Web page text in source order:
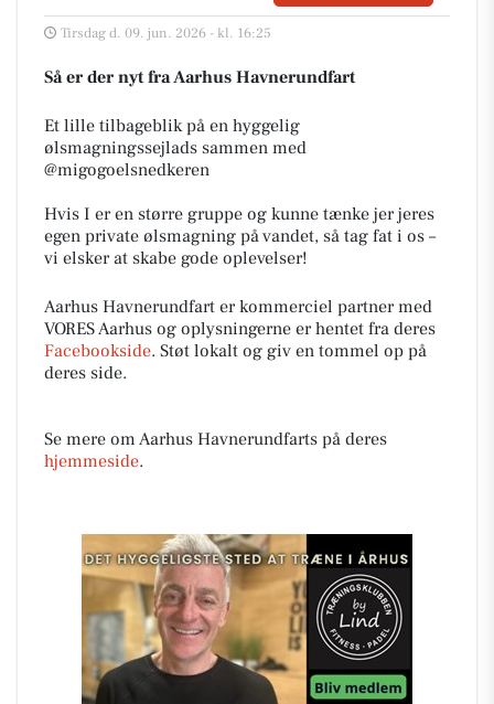
Tirsdag d. 09. jun. 2026 - kl. 16:25
Så er der nyt fra Aarhus Havnerundfart
Et lille tilbageblik på en hyggelig
ølsmagningssejlads sammen med
@migogoelsnedkeren
Hvis I er en større gruppe og kunne tænke jer jeres
egen private ølsmagning på vandet, så tag fat i os –
vi elsker at skabe gode oplevelser!
Aarhus Havnerundfart er kommerciel partner med
VORES Aarhus og oplysningerne er hentet fra deres
Facebookside. Støt lokalt og giv en tommel op på
deres side.
Se mere om Aarhus Havnerundfarts på deres
hjemmeside.